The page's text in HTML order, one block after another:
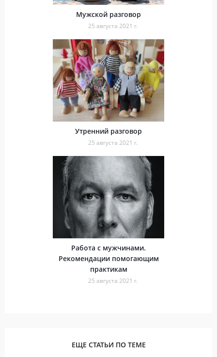
Мужской разговор
25 августа 2021 г.
Утренний разговор
25 августа 2021 г.
Работа с мужчинами.
Рекомендации помогающим
практикам
25 августа 2021 г.
ЕЩЕ СТАТЬИ ПО ТЕМЕ